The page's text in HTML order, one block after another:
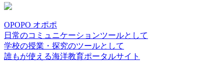
OPOPO オポポ
日常のコミュニケーションツールとして
学校の授業・探究のツールとして
誰もが使える海洋教育ポータルサイト